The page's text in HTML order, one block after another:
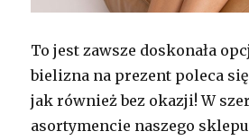
To jest zawsze doskonała
bielizna na prezent poleca
jak również bez okazji! W
asortymencie naszego